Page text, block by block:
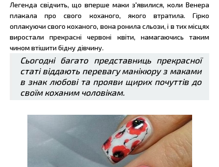
Легенда свідчить, що вперше маки з'явилися, коли Венера
плакала про свого коханого, якого втратила. Гірко
оплакуючи свого коханого, вона ронила сльози, і в тих місцях
виростали прекрасні червоні квіти, намагаючись таким
чином втішити бідну дівчину.
Сьогодні багато представниць прекрасної
статі віддають перевагу манікюру з маками
в знак любові та прояви щирих почуттів до
своїм коханим чоловікам.